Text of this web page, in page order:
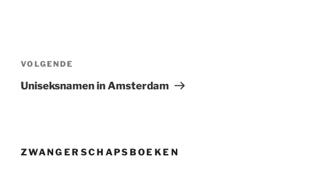
Volgend
bericht
VOLGENDE
Uniseksnamen in Amsterdam
ZWANGERSCHAPSBOEKEN